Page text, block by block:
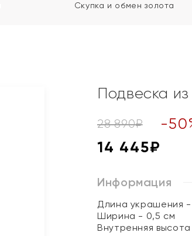
Скупка и обмен золота
Подвеска
28 890₽ -50
14 445₽
Информация
Длина украшения -
Ширина - 0,5 см
Внутренняя